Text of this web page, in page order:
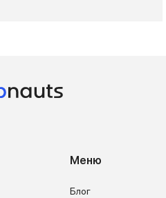
Меню
Блог